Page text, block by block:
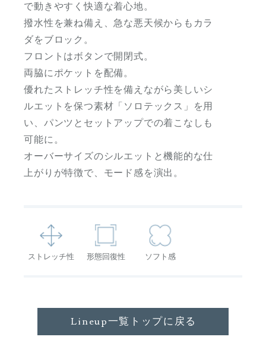
で動きやすく快適な着心地。
撥水性を兼ね備え、急な悪天候からもカラ
ダをブロック。
フロントはボタンで開閉式。
両脇にポケットを配備。
優れたストレッチ性を備えながら美しいシ
ルエットを保つ素材「ソロテックス」を用
い、パンツとセットアップでの着こなしも
可能に。
オーバーサイズのシルエットと機能的な仕
上がりが特徴で、モード感を演出。
ストレッチ性 形態回復性 ソフト感
Lineup一覧トップに戻る